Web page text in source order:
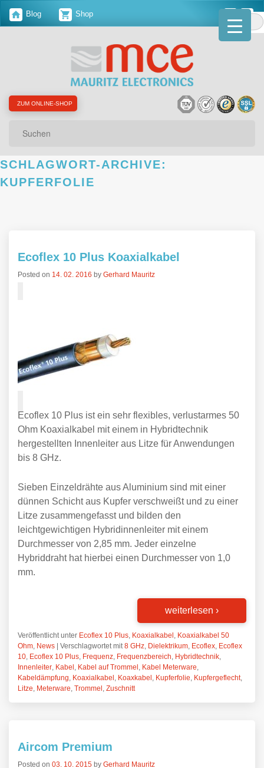
Blog Shop
ZUM ONLINE-SHOP
SCHLAGWORT-ARCHIVE:
KUPFERFOLIE
Ecoflex 10 Plus Koaxialkabel
Posted on 14. 02. 2016 by Gerhard Mauritz
Ecoflex 10 Plus ist ein sehr flexibles, verlustarmes 50
Ohm Koaxialkabel mit einem in Hybridtechnik
hergestellten Innenleiter aus Litze für Anwendungen
bis 8 GHz.
Sieben Einzeldrähte aus Aluminium sind mit einer
dünnen Schicht aus Kupfer verschweißt und zu einer
Litze zusammengefasst und bilden den
leichtgewichtigen Hybridinnenleiter mit einem
Durchmesser von 2,85 mm. Jeder einzelne
Hybriddraht hat hierbei einen Durchmesser von 1,0
mm.
weiterlesen ›
Veröffentlicht unter Ecoflex 10 Plus Koaxialkabel Koaxialkabel 50
Ohm News | Verschlagwortet mit 8 GHz Dielektrikum Ecoflex Ecoflex
10 Ecoflex 10 Plus Frequenz Frequenzbereich Hybridtechnik
Innenleiter Kabel Kabel auf Trommel Kabel Meterware
Kabeldämpfung Koaxialkabel Koaxkabel Kupferfolie Kupfergeflecht,
Litze Meterware Trommel Zuschnitt
Aircom Premium
Posted on 03. 10. 2015 by Gerhard Mauritz